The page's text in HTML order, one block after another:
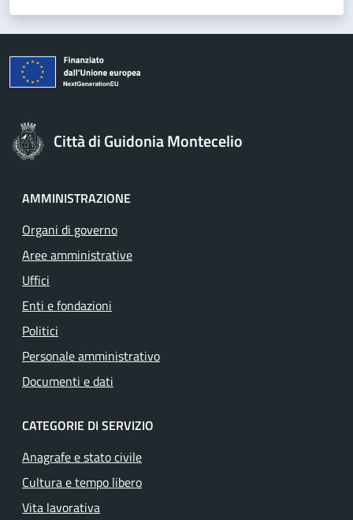
Città di Guidonia Montecelio
AMMINISTRAZIONE
Organi di governo
Aree amministrative
Uffici
Enti e fondazioni
Politici
Personale amministrativo
Documenti e dati
CATEGORIE DI SERVIZIO
Anagrafe e stato civile
Cultura e tempo libero
Vita lavorativa